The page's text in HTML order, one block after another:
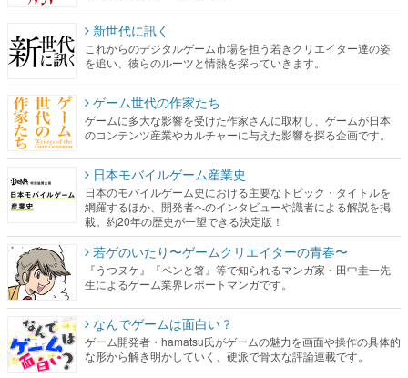
新世代に訊く
これからのデジタルゲーム市場を担う若きクリエイター達の姿
を追い、彼らのルーツと情熱を探っていきます。
ゲーム世代の作家たち
ゲームに多大な影響を受けた作家さんに取材し、ゲームが日本
のコンテンツ産業やカルチャーに与えた影響を探る企画です。
日本モバイルゲーム産業史
日本のモバイルゲーム史における主要なトピック・タイトルを
網羅するほか、開発者へのインタビューや識者による解説を掲
載。約20年の歴史が一望できる決定版！
若ゲのいたり〜ゲームクリエイターの青春〜
『うつヌケ』『ペンと箸』等で知られるマンガ家・田中圭一先
生によるゲーム業界レポートマンガです。
なんでゲームは面白い？
ゲーム開発者・hamatsu氏がゲームの魅力を画面や操作の具体的
な形から解き明かしていく、硬派で骨太な評論連載です。